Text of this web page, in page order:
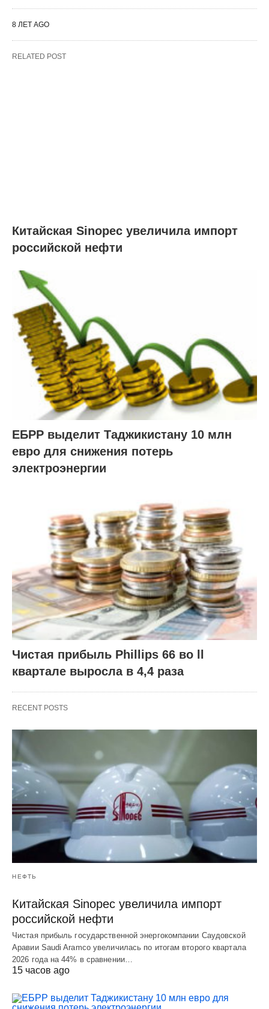
8 ЛЕТ AGO
RELATED POST
Китайская Sinopec увеличила импорт
российской нефти
ЕБРР выделит Таджикистану 10 млн
евро для снижения потерь
электроэнергии
Чистая прибыль Phillips 66 во ll
квартале выросла в 4,4 раза
RECENT POSTS
НЕФТЬ
Китайская Sinopec увеличила импорт
российской нефти
Чистая прибыль государственной энергокомпании Саудовской
Аравии Saudi Aramco увеличилась по итогам второго квартала
2026 года на 44% в сравнении…
15 часов ago